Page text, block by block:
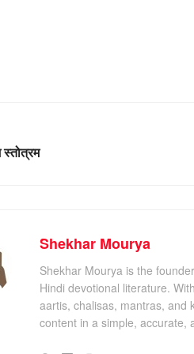
स्तोत्रम
Shekhar Mourya
Shekhar Mourya is the
Hindi devotional literature.
aartis, chalisas, mantras, and
content in a simple, accurate,